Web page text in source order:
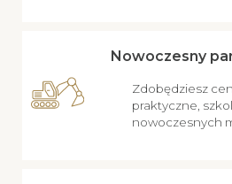
Nowoczesny
Zdobędziesz
praktyczne,
nowoczesnych